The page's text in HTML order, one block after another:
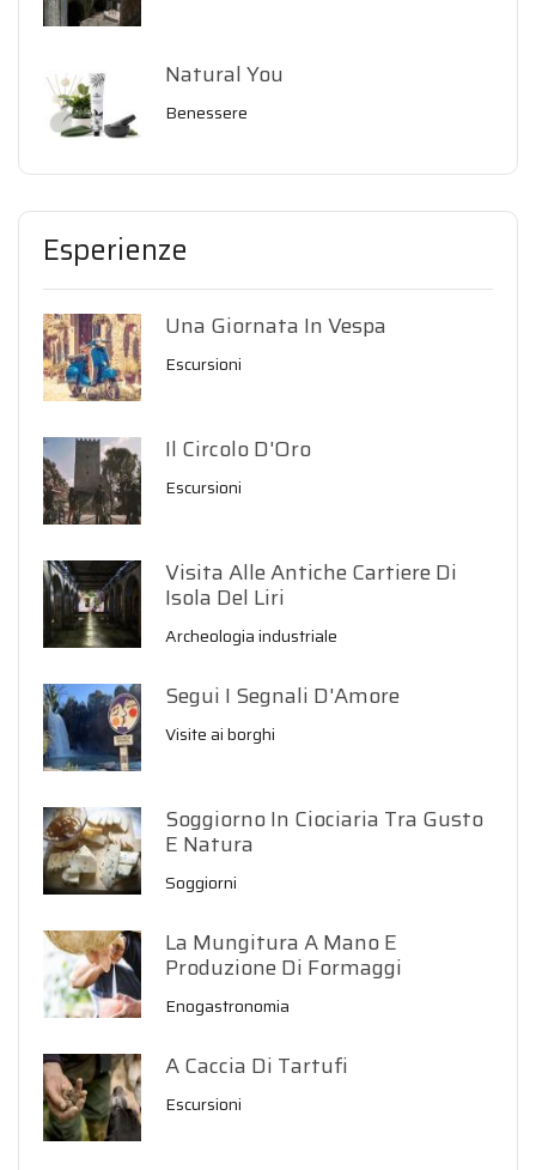
Natural You
Benessere
Esperienze
Una Giornata In Vespa
Escursioni
Il Circolo D'Oro
Escursioni
Visita Alle Antiche Cartiere Di
Isola Del Liri
Archeologia industriale
Segui I Segnali D'Amore
Visite ai borghi
Soggiorno In Ciociaria Tra Gusto
E Natura
Soggiorni
La Mungitura A Mano E
Produzione Di Formaggi
Enogastronomia
A Caccia Di Tartufi
Escursioni